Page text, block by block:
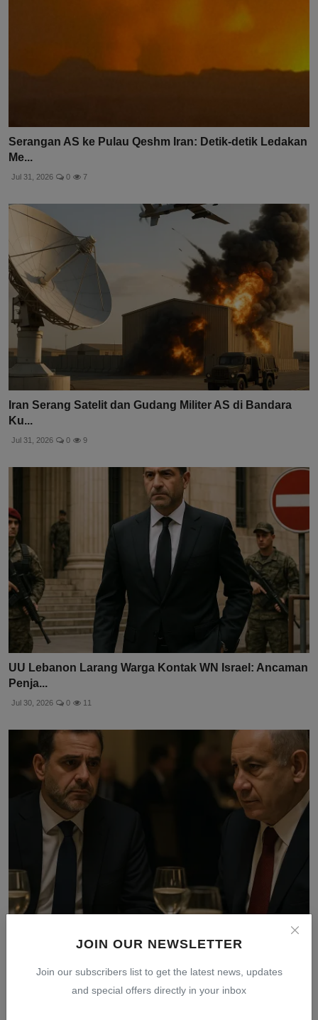
JOIN OUR NEWSLETTER
Join our subscribers list to get the latest news, updates
and special offers directly in your inbox
Serangan AS ke Pulau Qeshm Iran: Detik-detik Ledakan
Me...
Jul 31, 2026 0 7
Iran Serang Satelit dan Gudang Militer AS di Bandara
Ku...
Jul 31, 2026 0 9
UU Lebanon Larang Warga Kontak WN Israel: Ancaman
Penja...
Jul 30, 2026 0 11
Bankir Lebanon Terancam Penjara Usai Makan Malam